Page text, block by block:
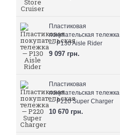
Пластиковая
покупательская тележка
— P130 Aisle Rider
9 097 грн.
Пластиковая
покупательская тележка
— P220 Super Charger
10 670 грн.